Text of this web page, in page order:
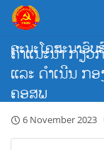
Skip
content
ຄະນະໂຄສະນາອົ
ຄຳແນະນຳ ກ່ຽວ
ແລະ ດຳເນີນ ກ
ຄອສພ
6 November 2023